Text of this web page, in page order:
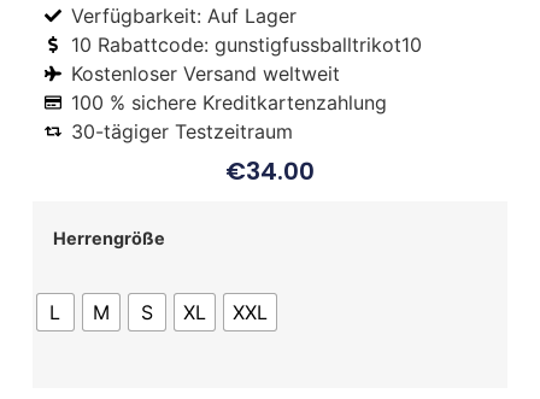
Verfügbarkeit: Auf Lager
10 Rabattcode: gunstigfussballtrikot10
Kostenloser Versand weltweit
100 % sichere Kreditkartenzahlung
30-tägiger Testzeitraum
€34.00
Herrengröße
L M S XL XXL